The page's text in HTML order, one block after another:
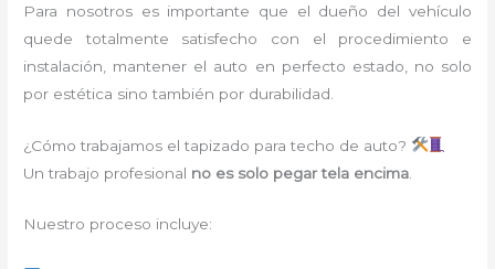
Para nosotros es importante que el dueño del vehículo
quede totalmente satisfecho con el procedimiento e
instalación, mantener el auto en perfecto estado, no solo
por estética sino también por durabilidad.
¿Cómo trabajamos el tapizado para techo de auto?
Un trabajo profesional no es solo pegar tela encima
Nuestro proceso incluye: